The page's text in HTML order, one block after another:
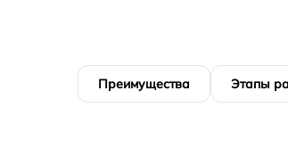
Преимущества Этапы